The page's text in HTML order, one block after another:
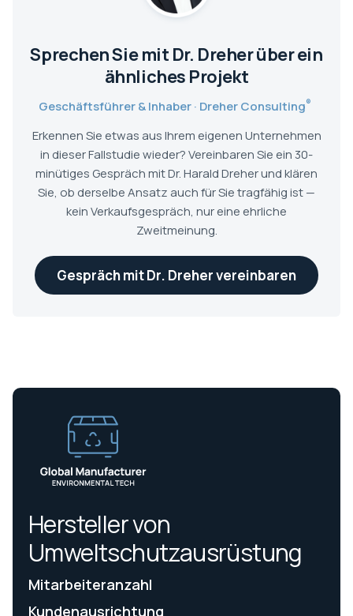
Sprechen Sie mit Dr. Dreher über ein
ähnliches Projekt
Geschäftsführer & Inhaber · Dreher Consulting®
Erkennen Sie etwas aus Ihrem eigenen Unternehmen
in dieser Fallstudie wieder? Vereinbaren Sie ein 30-
minütiges Gespräch mit Dr. Harald Dreher und klären
Sie, ob derselbe Ansatz auch für Sie tragfähig ist —
kein Verkaufsgespräch, nur eine ehrliche
Zweitmeinung.
Gespräch mit Dr. Dreher vereinbaren
Hersteller von
Umweltschutzausrüstung
Mitarbeiteranzahl
Kundenausrichtung